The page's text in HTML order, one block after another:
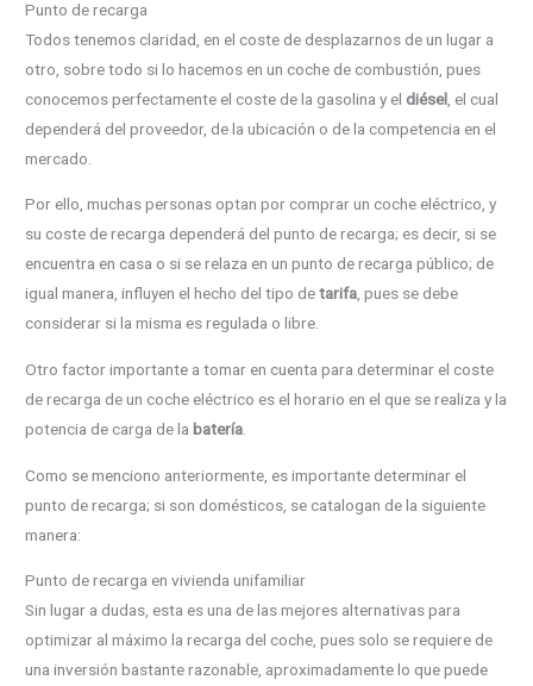
Punto de recarga
Todos tenemos claridad, en el coste de desplazarnos de un lugar a
otro, sobre todo si lo hacemos en un coche de combustión, pues
conocemos perfectamente el coste de la gasolina y el diésel , el cual
dependerá del proveedor, de la ubicación o de la competencia en el
mercado.
Por ello, muchas personas optan por comprar un coche eléctrico, y
su coste de recarga dependerá del punto de recarga; es decir, si se
encuentra en casa o si se relaza en un punto de recarga público; de
igual manera, influyen el hecho del tipo detarifa, pues se debe
considerar si la misma es regulada o libre.
Otro factor importante a tomar en cuenta para determinar el coste
de recarga de un coche eléctrico es el horario en el que se realiza y la
potencia de carga de la batería
Como se menciono anteriormente, es importante determinar el
punto de recarga; si son domésticos, se catalogan de la siguiente
manera:
Punto de recarga en vivienda unifamiliar
Sin lugar a dudas, esta es una de las mejores alternativas para
optimizar al máximo la recarga del coche, pues solo se requiere de
una inversión bastante razonable, aproximadamente lo que puede